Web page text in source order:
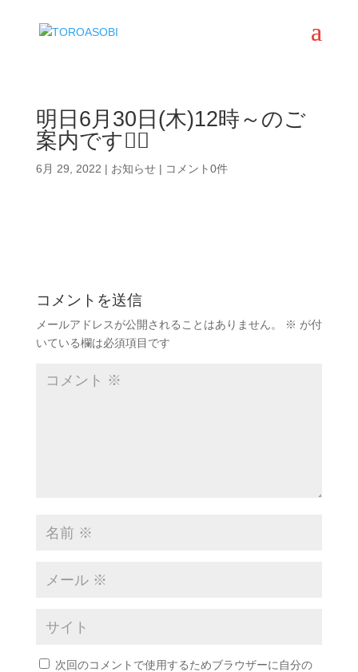
明日6月30日(木)12時～のご
案内です🙇‍♀️
6月 29, 2022 | お知らせ| コメント0件
コメントを送信
メールアドレスが公開されることはありません。 ※ が付
いている欄は必須項目です
次回のコメントで使用するためブラウザーに自分の